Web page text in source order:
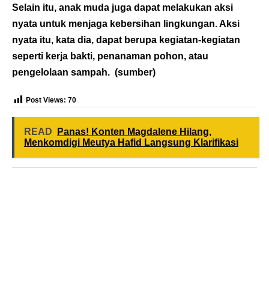
Selain itu, anak muda juga dapat melakukan aksi
nyata untuk menjaga kebersihan lingkungan. Aksi
nyata itu, kata dia, dapat berupa kegiatan-kegiatan
seperti kerja bakti, penanaman pohon, atau
pengelolaan sampah. (sumber)
Post Views: 70
READ
Panas! Konten Magdalene Hilang,
Menkomdigi Meutya Hafid Langsung Klarifikasi